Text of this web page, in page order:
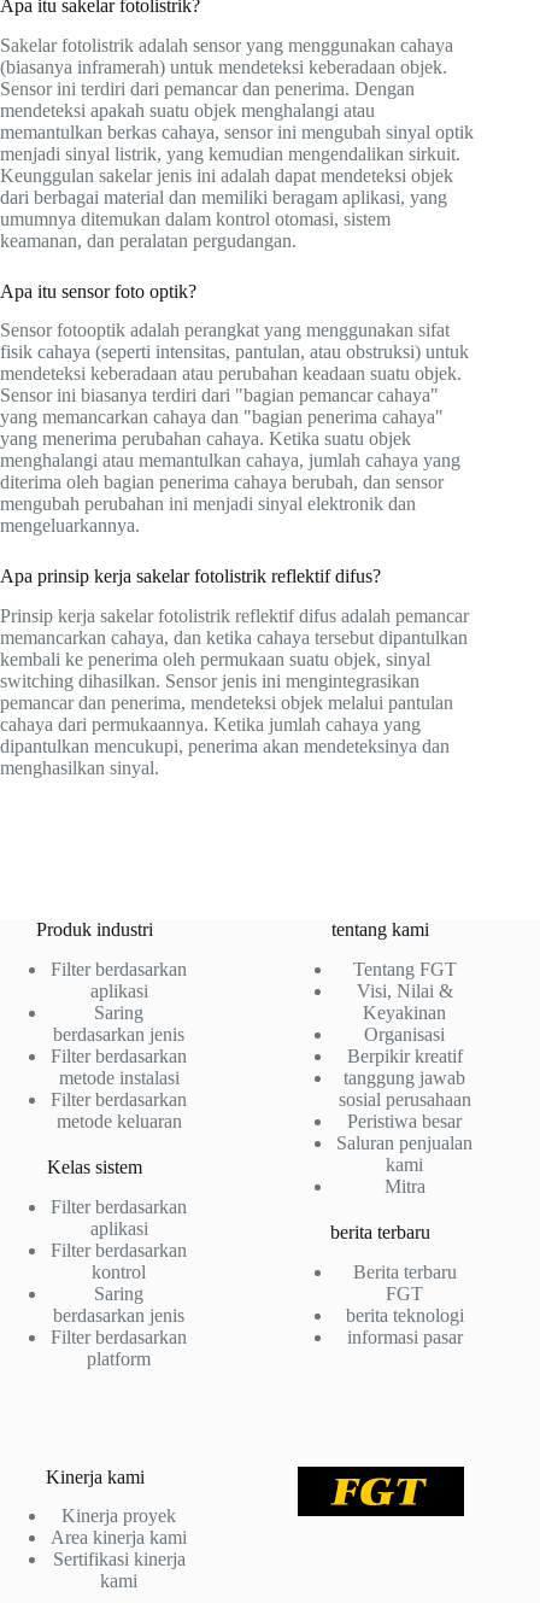
Apa itu sakelar fotolistrik?
Sakelar fotolistrik adalah sensor yang menggunakan cahaya
(biasanya inframerah) untuk mendeteksi keberadaan objek.
Sensor ini terdiri dari pemancar dan penerima. Dengan
mendeteksi apakah suatu objek menghalangi atau
memantulkan berkas cahaya, sensor ini mengubah sinyal optik
menjadi sinyal listrik, yang kemudian mengendalikan sirkuit.
Keunggulan sakelar jenis ini adalah dapat mendeteksi objek
dari berbagai material dan memiliki beragam aplikasi, yang
umumnya ditemukan dalam kontrol otomasi, sistem
keamanan, dan peralatan pergudangan.
Apa itu sensor foto optik?
Sensor fotooptik adalah perangkat yang menggunakan sifat
fisik cahaya (seperti intensitas, pantulan, atau obstruksi) untuk
mendeteksi keberadaan atau perubahan keadaan suatu objek.
Sensor ini biasanya terdiri dari "bagian pemancar cahaya"
yang memancarkan cahaya dan "bagian penerima cahaya"
yang menerima perubahan cahaya. Ketika suatu objek
menghalangi atau memantulkan cahaya, jumlah cahaya yang
diterima oleh bagian penerima cahaya berubah, dan sensor
mengubah perubahan ini menjadi sinyal elektronik dan
mengeluarkannya.
Apa prinsip kerja sakelar fotolistrik reflektif difus?
Prinsip kerja sakelar fotolistrik reflektif difus adalah pemancar
memancarkan cahaya, dan ketika cahaya tersebut dipantulkan
kembali ke penerima oleh permukaan suatu objek, sinyal
switching dihasilkan. Sensor jenis ini mengintegrasikan
pemancar dan penerima, mendeteksi objek melalui pantulan
cahaya dari permukaannya. Ketika jumlah cahaya yang
dipantulkan mencukupi, penerima akan mendeteksinya dan
menghasilkan sinyal.
Produk industri
Filter berdasarkan
aplikasi
Saring
berdasarkan jenis
Filter berdasarkan
metode instalasi
Filter berdasarkan
metode keluaran
Kelas sistem
Filter berdasarkan
aplikasi
Filter berdasarkan
kontrol
Saring
berdasarkan jenis
Filter berdasarkan
platform
tentang kami
Tentang FGT
Visi, Nilai &
Keyakinan
Organisasi
Berpikir kreatif
tanggung jawab
sosial perusahaan
Peristiwa besar
Saluran penjualan
kami
Mitra
berita terbaru
Berita terbaru
FGT
berita teknologi
informasi pasar
Kinerja kami
Kinerja proyek
Area kinerja kami
Sertifikasi kinerja
kami